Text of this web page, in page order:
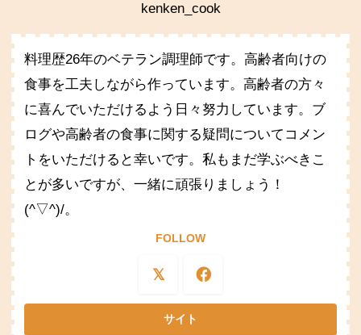
kenken_cook
料理歴26年のベテラン調理師です。高齢者向けの
食事を工夫しながら作っています。高齢者の方々
に喜んでいただけるよう日々努力しています。ブ
ログや高齢者の食事に関する疑問についてコメン
トをいただけると幸いです。私もまだ学ぶべきこ
とが多いですが、一緒に頑張りましょう！
(^▽^)/。
FOLLOW